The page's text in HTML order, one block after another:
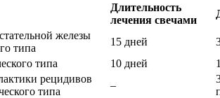
Длительность
лечения свечами
железы
типа
15 дней
типа
10 дней
рецидивов
типа
–